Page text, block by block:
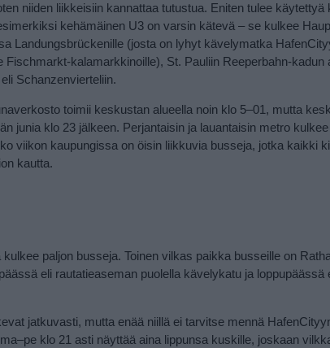
niiden liikkeisiin kannattaa tutustua. Eniten tulee käytettyä
kehämäinen U3 on varsin kätevä – se kulkee
Landungsbrückenille (josta on lyhyt kävelymatka
Fischmarkt-kalamarkkinoille), St. Pauliin Reeperbahn-kadun
Schanzenvierteliin.
toimii keskustan alueella noin klo 5–01, mutta
junia klo 23 jälkeen. Perjantaisin ja lauantaisin metro
viikon kaupungissa on öisin liikkuvia busseja, jotka kaikki
kautta.
paljon busseja. Toinen vilkas paikka busseille on
eli rautatieaseman puolella kävelykatu ja loppupäässä
jatkuvasti, mutta enää niillä ei tarvitse mennä
klo 21 asti näyttää aina lippunsa kuskille, joskaan